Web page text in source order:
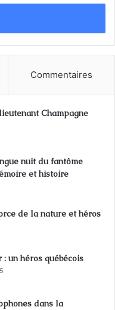
Commentaires
Champagne
nuit du fantôme
et histoire
de la nature et héros
: un héros québécois
dans la